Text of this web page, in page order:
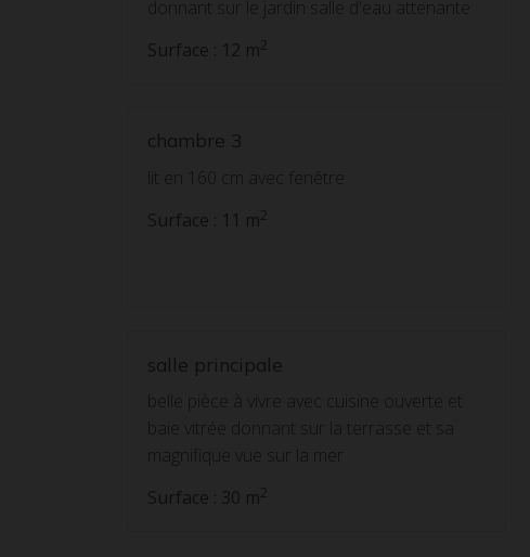
donnant sur le jardin salle d'eau attenante
Surface : 12 m2
chambre 3
lit en 160 cm avec fenêtre
Surface : 11 m2
salle principale
belle pièce à vivre avec cuisine ouverte et
baie vitrée donnant sur la terrasse et sa
magnifique vue sur la mer
Surface : 30 m2